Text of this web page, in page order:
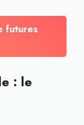
futures
: le